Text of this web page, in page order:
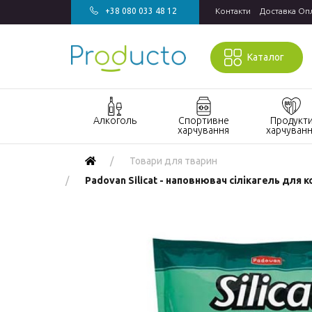
+38 080 033 48 12 Контакти Доставка
Каталог
Алкоголь
Акції алкоголь
Виски
Спортивне
харчування
харчування
Протеїн
Протеїнові
Продукти
Продукти
швидкого
приготування
Макаронні
Товари для тварин
Padovan Silicat - наповнювач сілікагель для